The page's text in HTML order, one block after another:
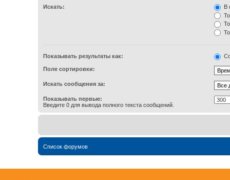
Искать:
В
Показывать результаты как:
Поле сортировки:
Искать сообщения за:
Показывать первые:
Введите 0 для вывода полного текста сообщений.
Список форумов